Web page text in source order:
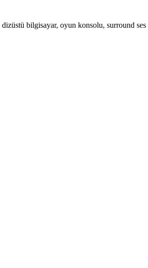
bilgisayar, oyun konsolu, surround